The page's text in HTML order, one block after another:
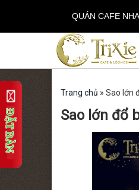
QUÁN CAFE
Trang chủ » Sao lớn
Sao lớn đổ